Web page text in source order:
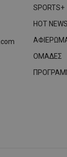
SPORTS+
HOT NEWS
ΟΜΑΔΕΣ